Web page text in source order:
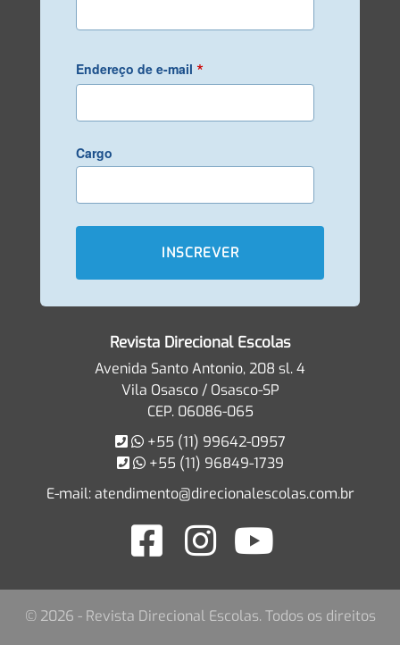
Endereço de e-mail *
Cargo
Revista Direcional Escolas
Avenida Santo Antonio, 208 sl. 4
Vila Osasco / Osasco-SP
CEP. 06086-065
+55 (11) 99642-0957
+55 (11) 96849-1739
E-mail:atendimento@direcionalescolas.com.br
© 2026 - Revista Direcional Escolas. Todos os direitos